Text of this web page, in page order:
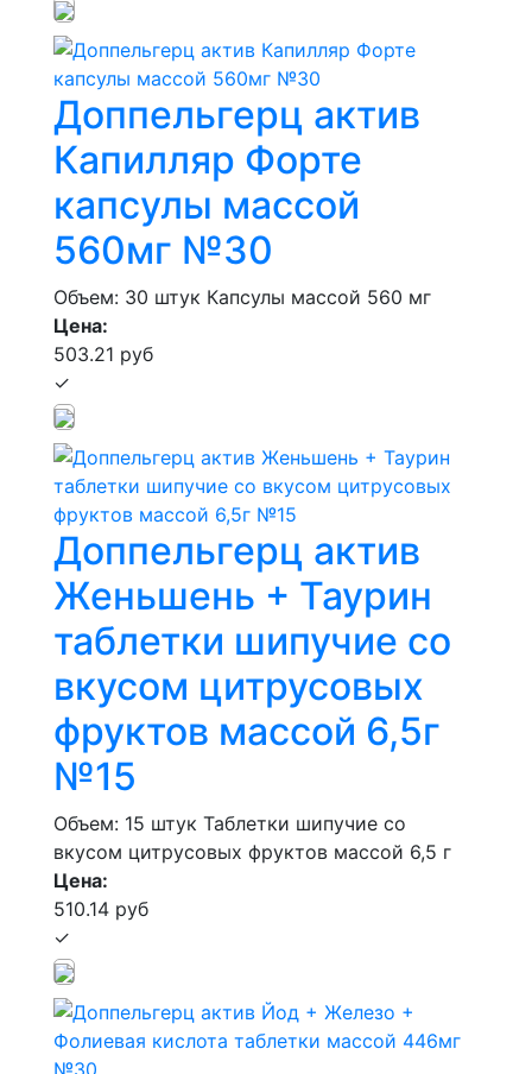
Доппельгерц актив
Капилляр Форте
капсулы массой
560мг №30
Объем: 30 штук Капсулы массой 560 мг
Цена:
503.21 руб
✓
Доппельгерц актив
Женьшень + Таурин
таблетки шипучие со
вкусом цитрусовых
фруктов массой 6,5г
№15
Объем: 15 штук Таблетки шипучие со
вкусом цитрусовых фруктов массой 6,5 г
Цена:
510.14 руб
✓